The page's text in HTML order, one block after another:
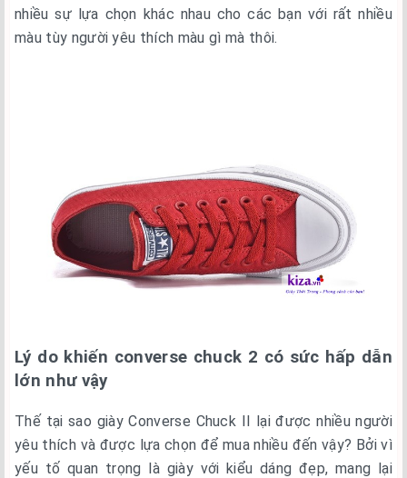
nhiều sự lựa chọn khác nhau cho các bạn với rất nhiều
màu tùy người yêu thích màu gì mà thôi.
Lý do khiến converse chuck 2 có sức hấp dẫn
lớn như vậy
Thế tại sao giày Converse Chuck II lại được nhiều người
yêu thích và được lựa chọn để mua nhiều đến vậy? Bởi vì
yếu tố quan trọng là giày với kiểu dáng đẹp, mang lại